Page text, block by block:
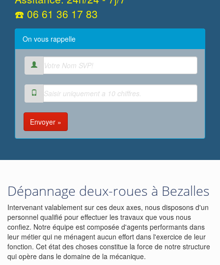
☎️ 06 61 36 17 83
On vous rappelle
Envoyer »
Dépannage deux-roues à Bezalles
Intervenant valablement sur ces deux axes, nous disposons d'un
personnel qualifié pour effectuer les travaux que vous nous
confiez. Notre équipe est composée d'agents performants dans
leur métier qui ne ménagent aucun effort dans l'exercice de leur
fonction. Cet état des choses constitue la force de notre structure
qui opère dans le domaine de la mécanique.